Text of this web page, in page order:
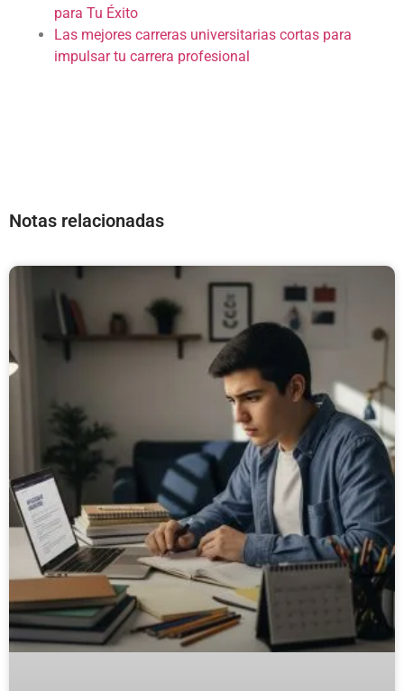
para Tu Éxito
Las mejores carreras universitarias cortas para
impulsar tu carrera profesional
Notas relacionadas